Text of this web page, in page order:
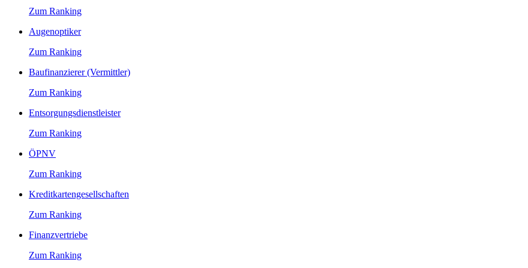
Zum Ranking
Augenoptiker
Zum Ranking
Baufinanzierer (Vermittler)
Zum Ranking
Entsorgungsdienstleister
Zum Ranking
ÖPNV
Zum Ranking
Kreditkartengesellschaften
Zum Ranking
Finanzvertriebe
Zum Ranking